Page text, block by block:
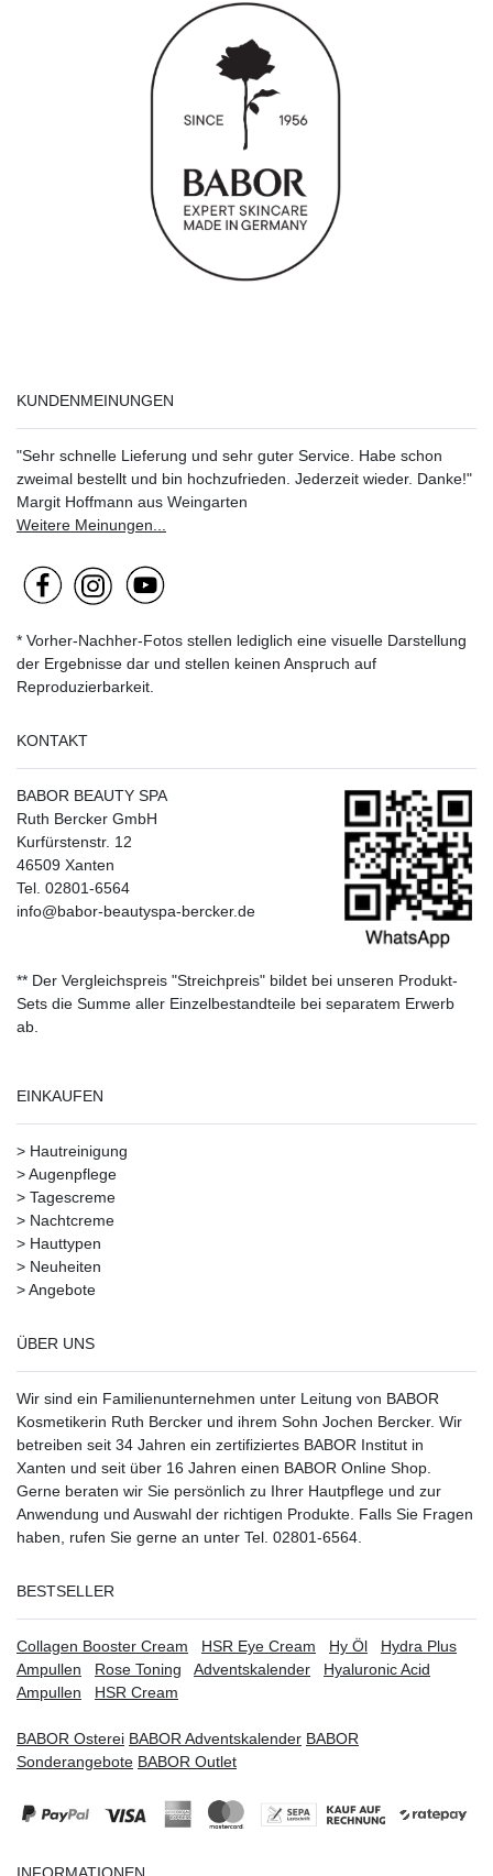
KUNDENMEINUNGEN
"Sehr schnelle Lieferung und sehr guter Service. Habe schon
zweimal bestellt und bin hochzufrieden. Jederzeit wieder. Danke!"
Margit Hoffmann aus Weingarten
Weitere Meinungen...
* Vorher-Nachher-Fotos stellen lediglich eine visuelle Darstellung
der Ergebnisse dar und stellen keinen Anspruch auf
Reproduzierbarkeit.
KONTAKT
BABOR BEAUTY SPA
Ruth Bercker GmbH
Kurfürstenstr. 12
46509 Xanten
Tel. 02801-6564
info@babor-beautyspa-bercker.de
** Der Vergleichspreis "Streichpreis" bildet bei unseren Produkt-
Sets die Summe aller Einzelbestandteile bei separatem Erwerb
ab.
EINKAUFEN
> Hautreinigung
>Augenpflege
> Tagescreme
> Nachtcreme
> Hauttypen
> Neuheiten
>Angebote
ÜBER UNS
Wir sind ein Familienunternehmen unter Leitung von BABOR
Kosmetikerin Ruth Bercker und ihrem Sohn Jochen Bercker. Wir
betreiben seit 34 Jahren ein zertifiziertes BABOR Institut in
Xanten und seit über 16 Jahren einen BABOR Online Shop.
Gerne beraten wir Sie persönlich zu Ihrer Hautpflege und zur
Anwendung und Auswahl der richtigen Produkte. Falls Sie Fragen
haben, rufen Sie gerne an unter Tel. 02801-6564.
BESTSELLER
Collagen Booster Cream HSR Eye Cream Hy Öl
Hydra Plus
Ampullen
Rose Toning Adventskalender
Hyaluronic Acid
Ampullen
HSR Cream
BABOR Osterei BABOR Adventskalender BABOR
Sonderangebote BABOR Outlet